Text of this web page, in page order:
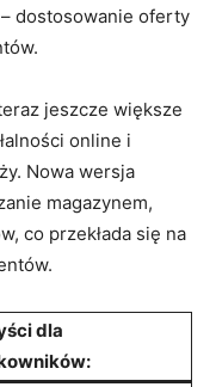
– dostosowanie oferty
jeszcze ​większe
online i
Nowa wersja‍
magazynem,
‌co przekłada ‌się na
dla